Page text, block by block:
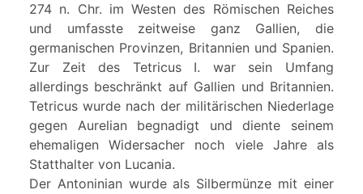
274 n. Chr. im Westen des Römischen Reiches
und umfasste zeitweise ganz Gallien, die
germanischen Provinzen, Britannien und Spanien.
Zur Zeit des Tetricus I. war sein Umfang
allerdings beschränkt auf Gallien und Britannien.
Tetricus wurde nach der militärischen Niederlage
gegen Aurelian begnadigt und diente seinem
ehemaligen Widersacher noch viele Jahre als
Statthalter von Lucania.
Der Antoninian wurde als Silbermünze mit einer